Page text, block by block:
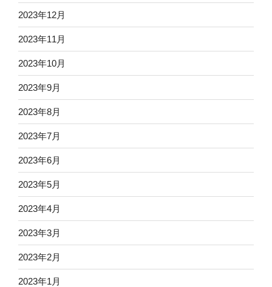
2023年12月
2023年11月
2023年10月
2023年9月
2023年8月
2023年7月
2023年6月
2023年5月
2023年4月
2023年3月
2023年2月
2023年1月